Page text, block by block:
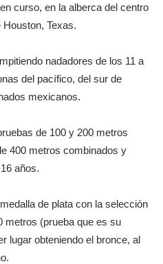
curso, en la alberca del centro
Texas.
nadadores de los 11 a
del pacífico, del sur de
mexicanos.
de 100 y 200 metros
400 metros combinados y
años.
de plata con la selección
metros (prueba que es su
lugar obteniendo el bronce, al